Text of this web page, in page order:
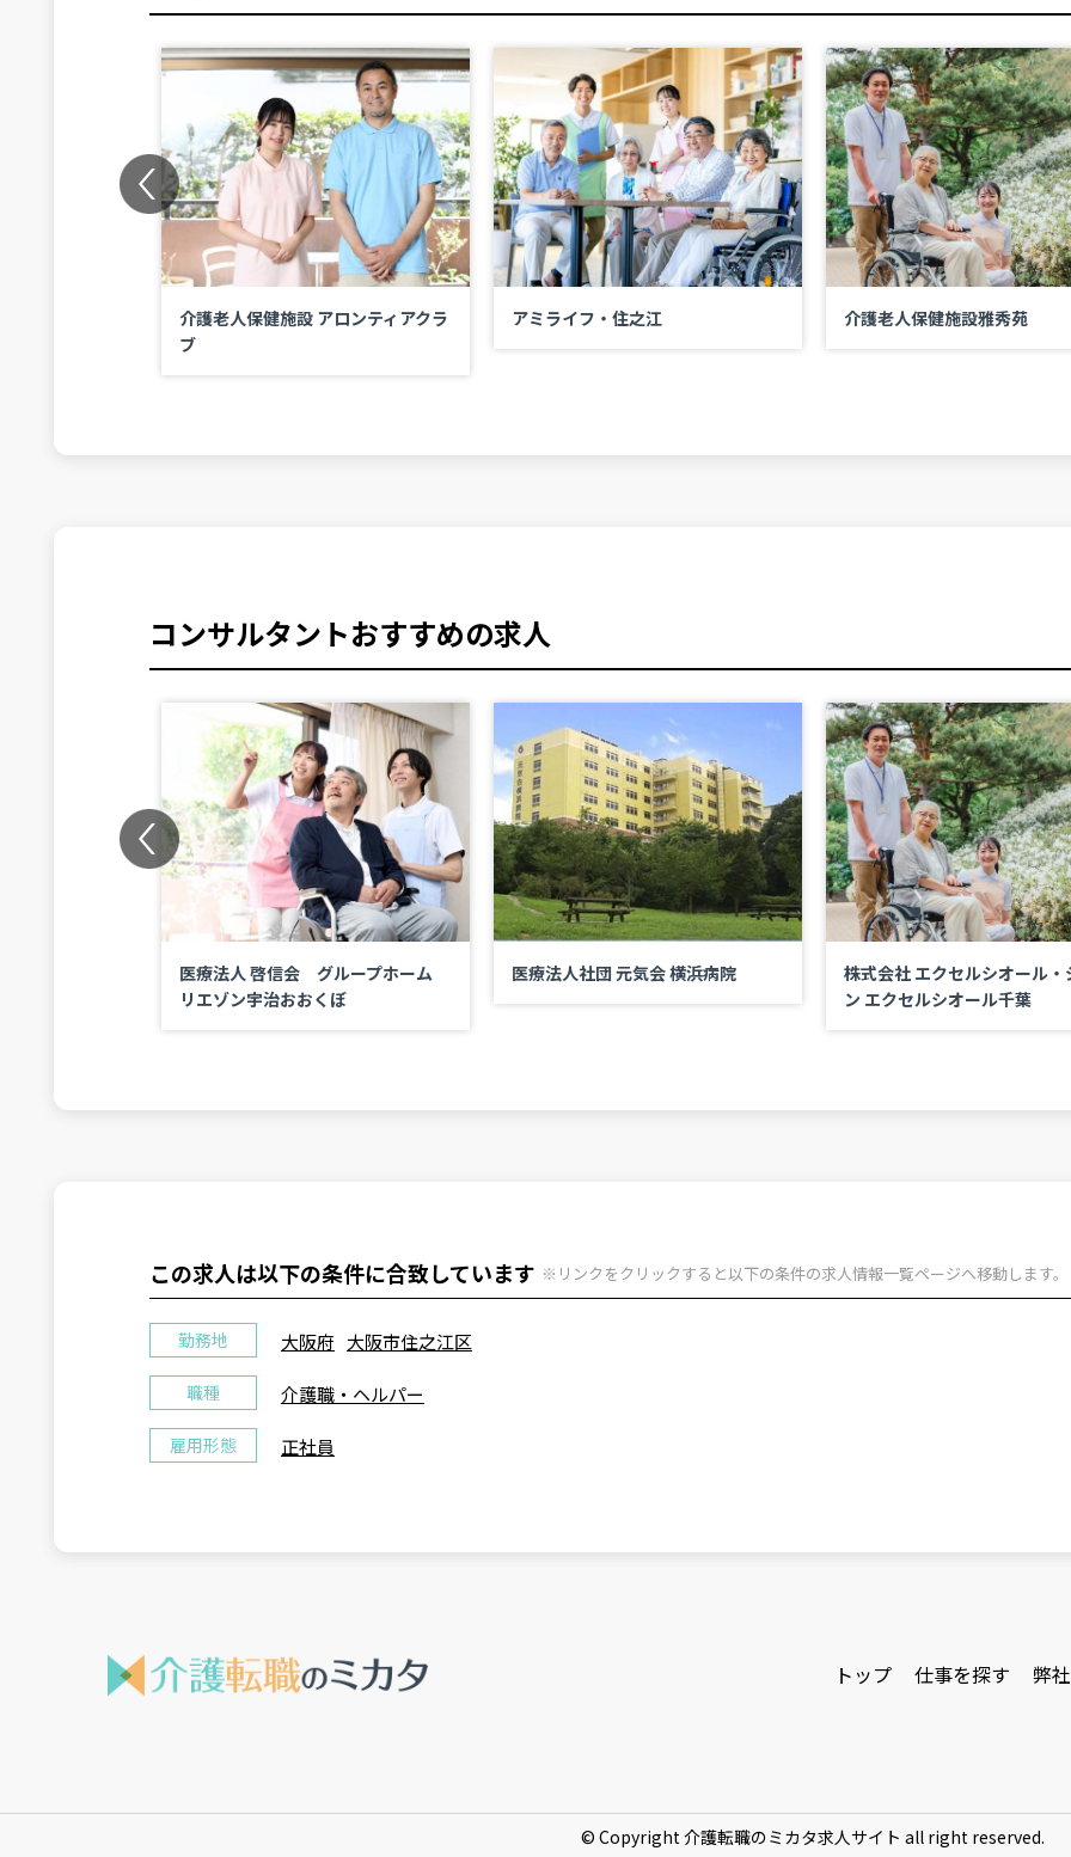
Previous
介護老人保健施設 アロンティアクラ
ブ
アミライフ・住之江 介護老人保健施設雅秀苑
コンサルタントおすすめの求人
Previous
医療法人 啓信会 グループホーム
リエゾン宇治おおくぼ
医療法人社団 元気会 横浜病院
株式会社 エクセルシオール・
ン エクセルシオール千葉
この求人は以下の条件に合致しています ※リンクをクリックすると以下の条件の求人情報一覧ページへ移動します。
勤務地 大阪府 大阪市住之江区
職種 介護職・ヘルパー
雇用形態 正社員
トップ 仕事を探す 弊
© Copyright 介護転職のミカタ求人サイト all right reserved.